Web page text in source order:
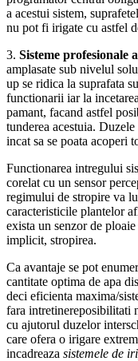
a acestui sistem,
nu pot fi irigate cu astfel
3. Sisteme profesionale
amplasate sub nivelul
up se ridica la suprafata
functionarii iar la
pamant, facand astfel
tunderea acestuia.
incat sa se poata acoperi
Functionarea intregului
corelat cu un sensor
regimului de stropire va
caracteristicile plantelor
exista un senzor de
implicit, stropirea.
Ca avantaje se pot
cantitate optima de apa
deci eficienta maxima/
fara intretinereposibilitati
cu ajutorul duzelor
care ofera o irigare
incadreaza sistemele de